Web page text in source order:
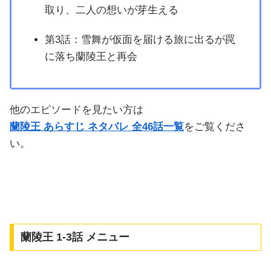
取り、二人の想いが芽生える
第3話：雪舞が仮面を届ける旅に出るが罠
に落ち蘭陵王と再会
他のエピソードを見たい方は
蘭陵王 あらすじ ネタバレ 全46話一覧をご覧くださ
い。
蘭陵王 1-3話 メニュー